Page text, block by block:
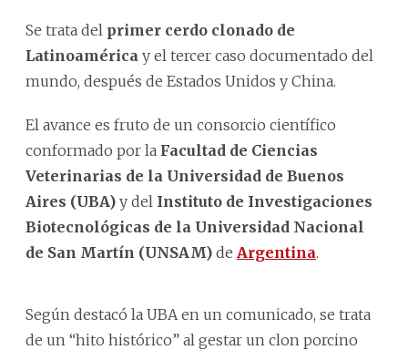
Se trata del primer cerdo clonado de
Latinoamérica y el tercer caso documentado del
mundo, después de Estados Unidos y China.
El avance es fruto de un consorcio científico
conformado por la Facultad de Ciencias
Veterinarias de la Universidad de Buenos
Aires (UBA) y del Instituto de Investigaciones
Biotecnológicas de la Universidad Nacional
de San Martín (UNSAM) de Argentina.
Según destacó la UBA en un comunicado, se trata
de un “hito histórico” al gestar un clon porcino